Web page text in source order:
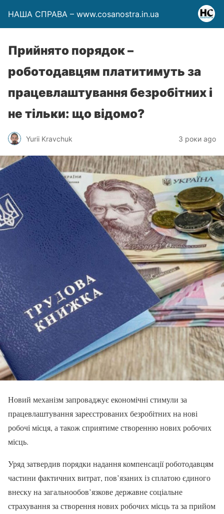
НАША СПРАВА – www.cosanostra.in.ua
Прийнято порядок –
роботодавцям платитимуть за
працевлаштування безробітних і
не тільки: що відомо?
Yurii Kravchuk 3 роки ago
Новий механізм запроваджує економічні стимули за
працевлаштування зареєстрованих безробітних на нові
робочі місця, а також сприятиме створенню нових робочих
місць.
Уряд затвердив порядки надання компенсації роботодавцям
частини фактичних витрат, пов’язаних із сплатою єдиного
внеску на загальнообов’язкове державне соціальне
страхування за створення нових робочих місць та за прийом